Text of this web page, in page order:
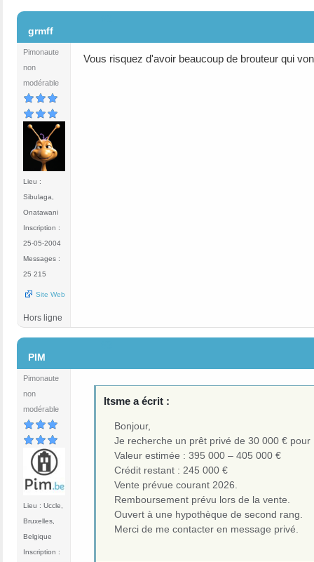
grmff
Pimonaute
non
modérable
Lieu :
Sibulaga,
Onatawani
Inscription :
25-05-2004
Messages :
25 215
Site Web
Vous risquez d'avoir beaucoup de brouteur qui
Hors ligne
PIM
Pimonaute
non
modérable
Lieu : Uccle,
Bruxelles,
Belgique
Inscription :
Itsme a écrit :
Bonjour,
Je recherche un prêt privé de 30 000 €
Valeur estimée : 395 000 – 405 000 €
Crédit restant : 245 000 €
Vente prévue courant 2026.
Remboursement prévu lors de la vente.
Ouvert à une hypothèque de second rang.
Merci de me contacter en message privé.